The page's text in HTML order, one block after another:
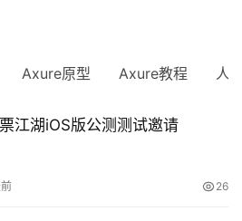
Axure原型 Axure教程 人
江湖iOS版公测测试邀请
26